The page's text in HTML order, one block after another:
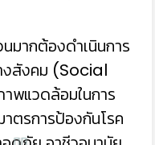
มากต้องดำเนินการ
งสังคม (Social
พแวดล้อมในการ
ตรการป้องกันโรค